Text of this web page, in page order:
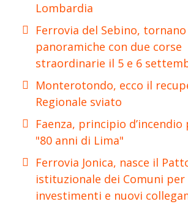
Lombardia
Ferrovia del Sebino,
panoramiche con due corse
straordinarie il 5 e 6
Monterotondo, ecco il
Regionale sviato
Faenza, principio d’incendio
"80 anni di Lima"
Ferrovia Jonica, nasce il
istituzionale dei Comuni per
investimenti e nuovi